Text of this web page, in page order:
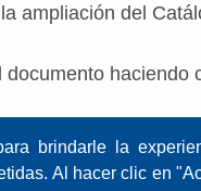
ampliación del
documento haciendo
brindarle la
Al hacer clic en